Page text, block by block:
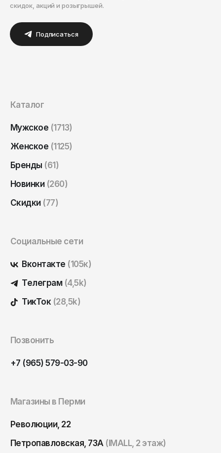
скидок, акций и розыгрышей.
Подписаться
Каталог
Мужское (1713)
Женское (1125)
Бренды (61)
Новинки (260)
Скидки (77)
Социальные сети
Вконтакте (105к)
Телеграм (4,5k)
ТикТок (28,5k)
Позвонить
+7 (965) 579-03-90
Магазины в Перми
Революции, 22
Петропавловская, 73А (IMALL, 2 этаж)